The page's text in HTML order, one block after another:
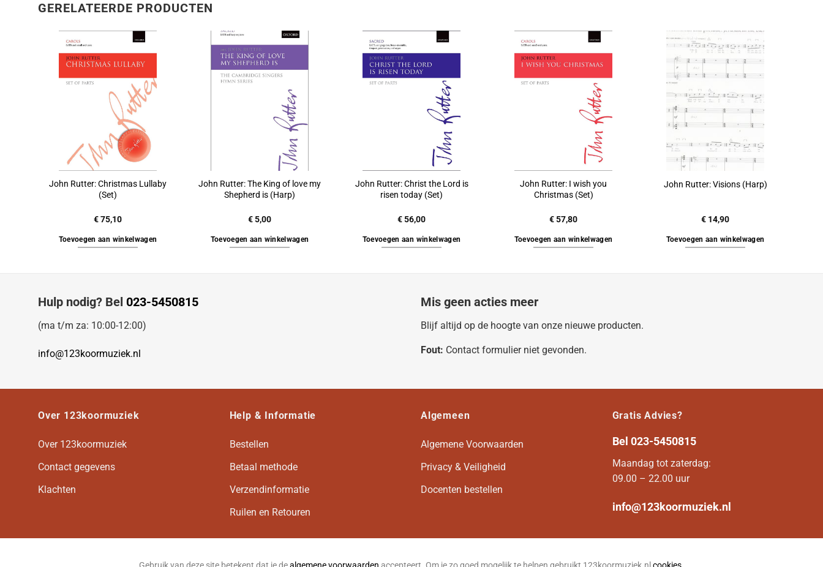
GERELATEERDE PRODUCTEN
John Rutter: Christmas Lullaby
(Set)
€75,10
Toevoegen aan winkelwagen
John Rutter: The King of love my
Shepherd is (Harp)
€5,00
Toevoegen aan winkelwagen
John Rutter: Christ the Lord is
risen today (Set)
€56,00
Toevoegen aan winkelwagen
John Rutter: I wish you
Christmas (Set)
€57,80
Toevoegen aan winkelwagen
John Rutter: Visions (Harp)
€ 14,90
Toevoegen aan winkelwagen
Hulp nodig? Bel 023-5450815
(ma t/m za: 10:00-12:00)
info@123koormuziek.nl
Mis geen acties meer
Blijf altijd op de hoogte van onze nieuwe producten.
Fout: Contact formulier niet gevonden.
Over 123koormuziek
Over 123koormuziek
Contact gegevens
Klachten
Help & Informatie
Bestellen
Betaal methode
Verzendinformatie
Ruilen en Retouren
Algemeen
Algemene Voorwaarden
Privacy & Veiligheid
Docenten bestellen
Gratis Advies?
Bel 023-5450815
Maandag tot zaterdag:
09.00 – 22.00 uur
info@123koormuziek.nl